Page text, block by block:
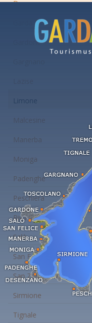
Desenzano
Gardone
Limone
Malcesine
Manerba
Moniga
Padenghe
Peschiera
Riva del Garda
Salò
San Felice
San Zeno di Montagna
Sirmione
Tignale